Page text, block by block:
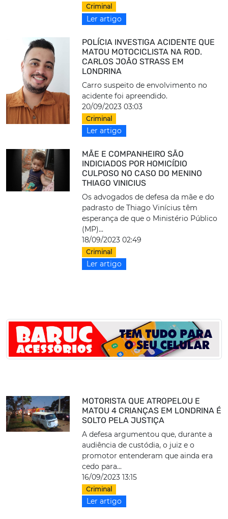
Criminal
Ler artigo
POLÍCIA INVESTIGA ACIDENTE QUE
MATOU MOTOCICLISTA NA ROD.
CARLOS JOÃO STRASS EM
LONDRINA
Carro suspeito de envolvimento no
acidente foi apreendido.
20/09/2023 03:03
Criminal
Ler artigo
MÃE E COMPANHEIRO SÃO
INDICIADOS POR HOMICÍDIO
CULPOSO NO CASO DO MENINO
THIAGO VINICIUS
Os advogados de defesa da mãe e do
padrasto de Thiago Vinícius têm
esperança de que o Ministério Público
(MP)...
18/09/2023 02:49
Criminal
Ler artigo
MOTORISTA QUE ATROPELOU E
MATOU 4 CRIANÇAS EM LONDRINA É
SOLTO PELA JUSTIÇA
A defesa argumentou que, durante a
audiência de custódia, o juiz e o
promotor entenderam que ainda era
cedo para...
16/09/2023 13:15
Criminal
Ler artigo